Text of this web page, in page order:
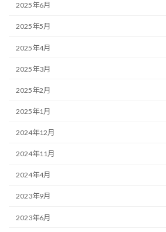
2025年6月
2025年5月
2025年4月
2025年3月
2025年2月
2025年1月
2024年12月
2024年11月
2024年4月
2023年9月
2023年6月